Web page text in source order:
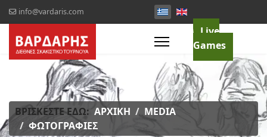
info@vardaris.com
Live
Games
ΒΡΊΣΚΕΣΤΕ ΕΔΏ: ΑΡΧΙΚΉ
MEDIA
ΦΩΤΟΓΡΑΦΊΕΣ